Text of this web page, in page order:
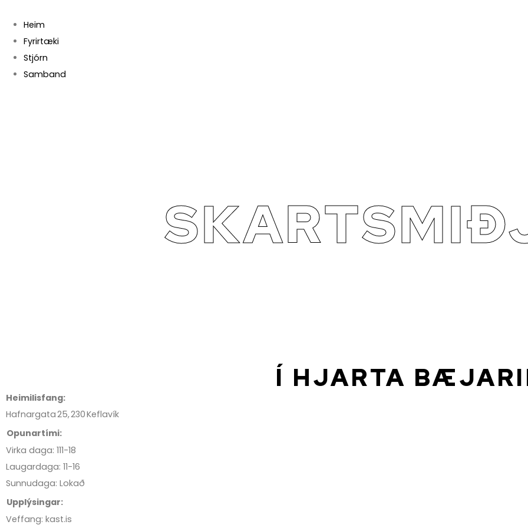
Heim
Fyrirtæki
Stjórn
Samband
Í HJARTA
Heimilisfang:
Hafnargata25,230Keflavík
Opunartími:
Virka daga: 111-18
Laugardaga: 11-16
Sunnudaga: Lokað
Upplýsingar:
Veffang: kast.is